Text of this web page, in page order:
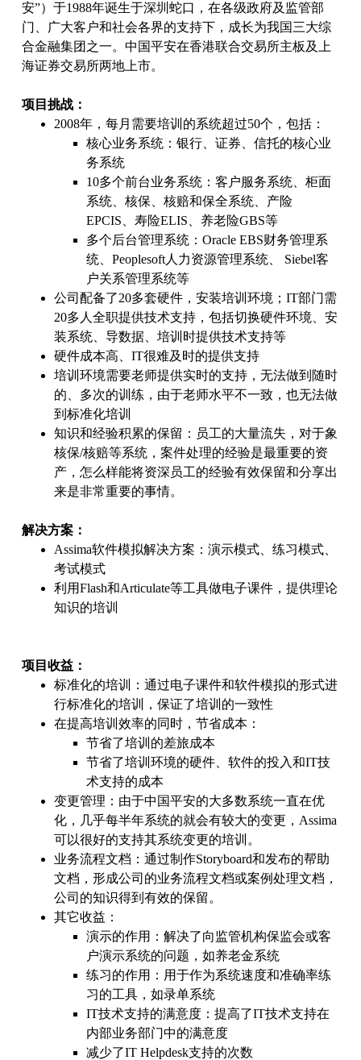
安”）于1988年诞生于深圳蛇口，在各级政府及监管部
门、广大客户和社会各界的支持下，成长为我国三大综
合金融集团之一。中国平安在香港联合交易所主板及上
海证券交易所两地上市。
项目挑战：
2008年，每月需要培训的系统超过50个，包括：
核心业务系统：银行、证券、信托的核心业
务系统
10多个前台业务系统：客户服务系统、柜面
系统、核保、核赔和保全系统、产险
EPCIS、寿险ELIS、养老险GBS等
多个后台管理系统：Oracle EBS财务管理系
统、Peoplesoft人力资源管理系统、 Siebel客
户关系管理系统等
公司配备了20多套硬件，安装培训环境；IT部门需
20多人全职提供技术支持，包括切换硬件环境、安
装系统、导数据、培训时提供技术支持等
硬件成本高、IT很难及时的提供支持
培训环境需要老师提供实时的支持，无法做到随时
的、多次的训练，由于老师水平不一致，也无法做
到标准化培训
知识和经验积累的保留：员工的大量流失，对于象
核保/核赔等系统，案件处理的经验是最重要的资
产，怎么样能将资深员工的经验有效保留和分享出
来是非常重要的事情。
解决方案：
Assima软件模拟解决方案：演示模式、练习模式、
考试模式
利用Flash和Articulate等工具做电子课件，提供理论
知识的培训
项目收益：
标准化的培训：通过电子课件和软件模拟的形式进
行标准化的培训，保证了培训的一致性
在提高培训效率的同时，节省成本：
节省了培训的差旅成本
节省了培训环境的硬件、软件的投入和IT技
术支持的成本
变更管理：由于中国平安的大多数系统一直在优
化，几乎每半年系统的就会有较大的变更，Assima
可以很好的支持其系统变更的培训。
业务流程文档：通过制作Storyboard和发布的帮助
文档，形成公司的业务流程文档或案例处理文档，
公司的知识得到有效的保留。
其它收益：
演示的作用：解决了向监管机构保监会或客
户演示系统的问题，如养老金系统
练习的作用：用于作为系统速度和准确率练
习的工具，如录单系统
IT技术支持的满意度：提高了IT技术支持在
内部业务部门中的满意度
减少了IT Helpdesk支持的次数